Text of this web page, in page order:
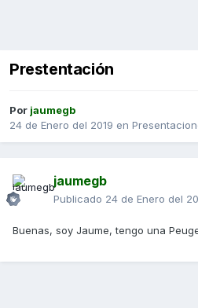
Prestentación
Por jaumegb
24 de Enero del 2019 en
jaumegb
Publicado 24 de Enero del
Buenas, soy Jaume, tengo una